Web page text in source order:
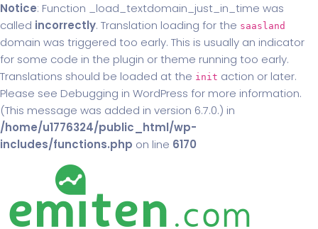
Notice: Function _load_textdomain_just_in_time was
called incorrectly. Translation loading for the saasland
domain was triggered too early. This is usually an indicator
for some code in the plugin or theme running too early.
Translations should be loaded at the init action or later.
Please see Debugging in WordPress for more information.
(This message was added in version 6.7.0.) in
/home/u1776324/public_html/wp-
includes/functions.php on line 6170